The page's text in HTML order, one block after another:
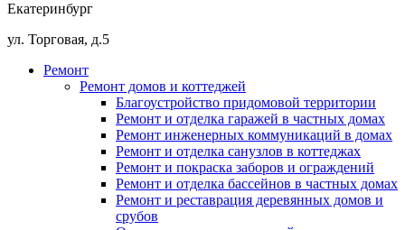
Екатеринбург
ул. Торговая, д.5
Ремонт
Ремонт домов и коттеджей
Благоустройство придомовой территории
Ремонт и отделка гаражей в частных домах
Ремонт инженерных коммуникаций в домах
Ремонт и отделка санузлов в коттеджах
Ремонт и покраска заборов и ограждений
Ремонт и отделка бассейнов в частных домах
Ремонт и реставрация деревянных домов и
срубов